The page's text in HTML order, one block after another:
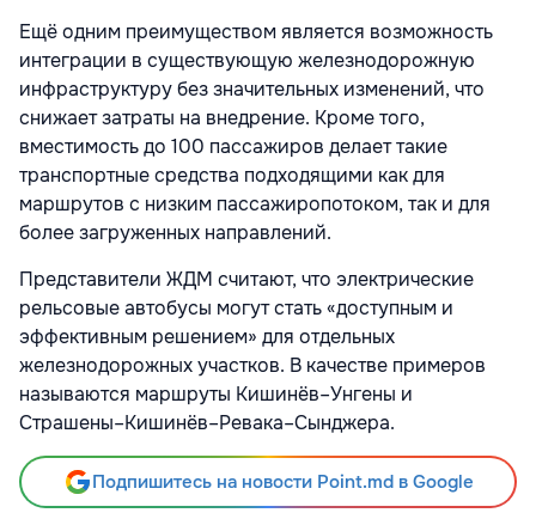
Ещё одним преимуществом является возможность
интеграции в существующую железнодорожную
инфраструктуру без значительных изменений, что
снижает затраты на внедрение. Кроме того,
вместимость до 100 пассажиров делает такие
транспортные средства подходящими как для
маршрутов с низким пассажиропотоком, так и для
более загруженных направлений.
Представители ЖДМ считают, что электрические
рельсовые автобусы могут стать «доступным и
эффективным решением» для отдельных
железнодорожных участков. В качестве примеров
называются маршруты Кишинёв–Унгены и
Страшены–Кишинёв–Ревака–Сынджера.
Подпишитесь на новости Point.md в Google